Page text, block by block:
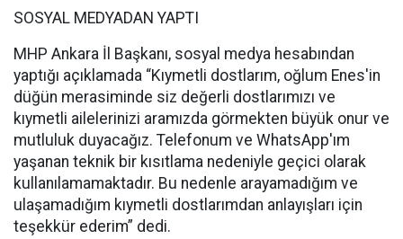
SOSYAL MEDYADAN YAPTI
MHP Ankara İl Başkanı, sosyal medya hesabından
yaptığı açıklamada “Kıymetli dostlarım, oğlum Enes'in
düğün merasiminde siz değerli dostlarımızı ve
kıymetli ailelerinizi aramızda görmekten büyük onur ve
mutluluk duyacağız. Telefonum ve WhatsApp'ım
yaşanan teknik bir kısıtlama nedeniyle geçici olarak
kullanılamamaktadır. Bu nedenle arayamadığım ve
ulaşamadığım kıymetli dostlarımdan anlayışları için
teşekkür ederim” dedi.